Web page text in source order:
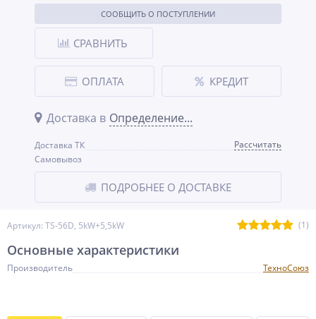
Артикул: TS-56D, 5kW+5,5kW (1)
СООБЩИТЬ О ПОСТУПЛЕНИИ
СРАВНИТЬ
ОПЛАТА КРЕДИТ
Доставка в Определение...
Доставка ТК
Рассчитать
Самовывоз
ПОДРОБНЕЕ О ДОСТАВКЕ
Основные характеристики
Производитель ТехноСоюз